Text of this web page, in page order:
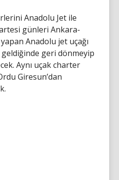
Anadolu Jet ile
günleri Ankara-
Anadolu jet uçağı
geri dönmeyip
Aynı uçak charter
Giresun’dan